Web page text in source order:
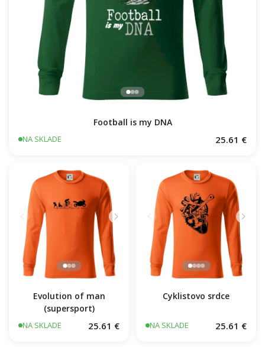
Football is my DNA
NA SKLADE 25.61 €
Evolution of man
(supersport)
NA SKLADE 25.61 €
Cyklistovo srdce
NA SKLADE 25.61 €